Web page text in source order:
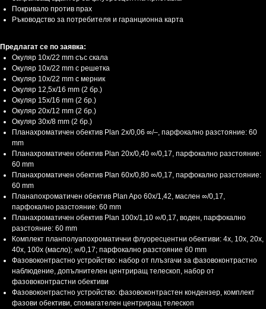
Покривало против прах
Ръководство за потребителя и гаранционна карта
Предлагат се по заявка:
Окуляр 10x/22 mm със скала
Окуляр 10x/22 mm с решетка
Окуляр 10x/22 mm с мерник
Окуляр 12,5x/16 mm (2 бр.)
Окуляр 15x/16 mm (2 бр.)
Окуляр 20x/12 mm (2 бр.)
Окуляр 30x/8 mm (2 бр.)
Планахроматичен обектив Plan 2x/0,06 ∞/–, парфокално разстояние: 60
mm
Планахроматичен обектив Plan 20x/0,40 ∞/0,17, парфокално разстояние:
60 mm
Планахроматичен обектив Plan 60x/0,80 ∞/0,17, парфокално разстояние:
60 mm
Планапохроматичен обектив Plan Apo 60x/1,42, маслен ∞/0,17,
парфокално разстояние: 60 mm
Планахроматичен обектив Plan 100x/1,10 ∞/0,17, воден, парфокално
разстояние: 60 mm
Комплект планполуапохроматични флуоресцентни обективи: 4x, 10x, 20x,
40x, 100x (масло); ∞/0,17; парфокално разстояние 60 mm
Фазовоконтрастно устройство: набор от плъзгачи за фазовоконтрастно
наблюдение, допълнителен центриращ телескоп, набор от
фазовоконтрастни обективи
Фазовоконтрастно устройство: фазовоконтрастен кондензер, комплект
фазови обективи, спомагателен центриращ телескоп